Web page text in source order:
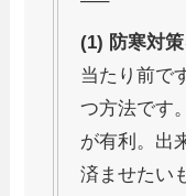
(1) 防寒対
当たり前で
つ方法です
が有利。出
済ませたい